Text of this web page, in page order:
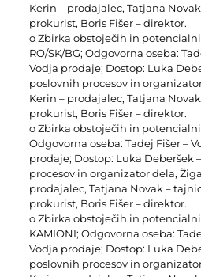
Kerin – prodajalec, Tatjana
prokurist, Boris Fišer – direktor.
o Zbirka obstoječih in
RO/SK/BG; Odgovorna oseba:
Vodja prodaje; Dostop: Luka
poslovnih procesov in
Kerin – prodajalec, Tatjana
prokurist, Boris Fišer – direktor.
o Zbirka obstoječih in
Odgovorna oseba: Tadej Fišer –
prodaje; Dostop: Luka Deberšek
procesov in organizator dela,
prodajalec, Tatjana Novak –
prokurist, Boris Fišer – direktor.
o Zbirka obstoječih in
KAMIONI; Odgovorna oseba:
Vodja prodaje; Dostop: Luka
poslovnih procesov in